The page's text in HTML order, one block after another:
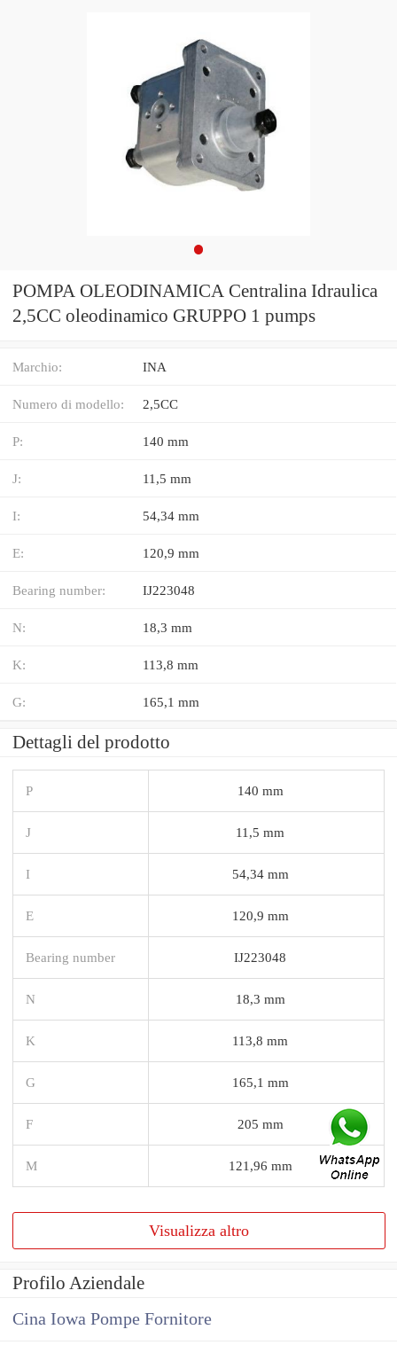
POMPA OLEODINAMICA Centralina Idraulica
2,5CC oleodinamico GRUPPO 1 pumps
Marchio: INA
Numero di modello: 2,5CC
P: 140 mm
J: 11,5 mm
I: 54,34 mm
E: 120,9 mm
Bearing number: IJ223048
N: 18,3 mm
K: 113,8 mm
G: 165,1 mm
Dettagli del prodotto
P 140 mm
J 11,5 mm
I 54,34 mm
E 120,9 mm
Bearing number IJ223048
N 18,3 mm
K 113,8 mm
G 165,1 mm
F 205 mm
M 121,96 mm
Visualizza altro
Profilo Aziendale
Cina Iowa Pompe Fornitore